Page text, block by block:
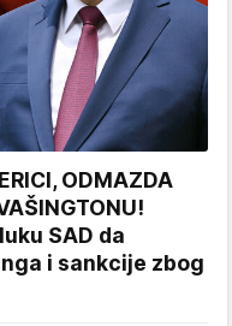
ODMAZDA
SAD da
i sankcije zbog